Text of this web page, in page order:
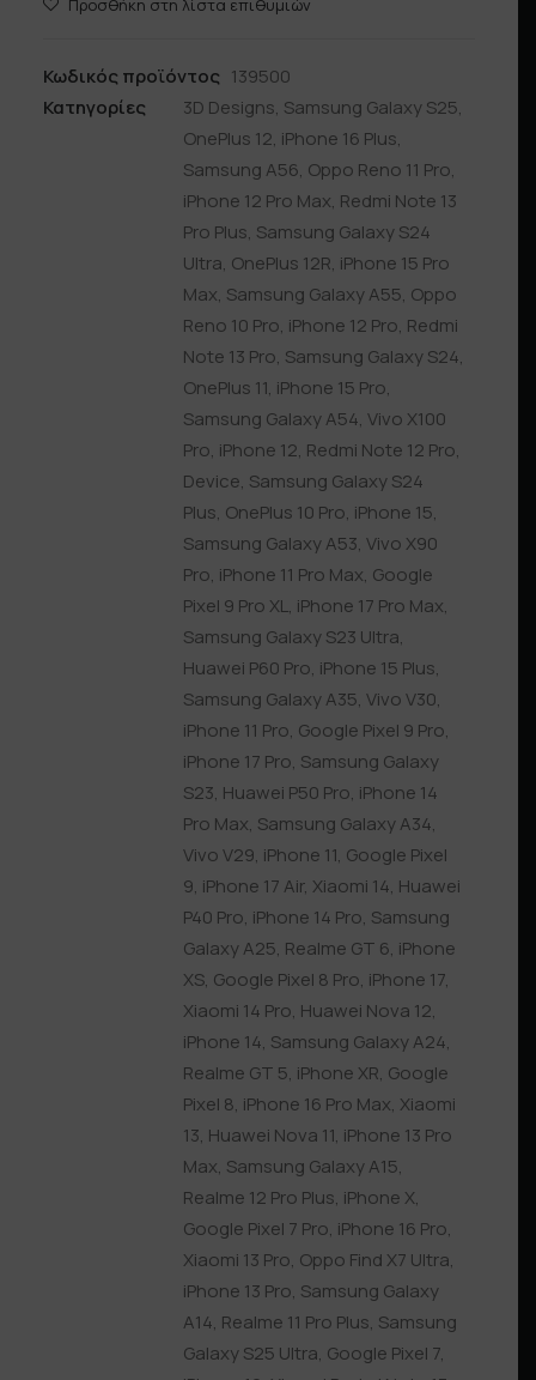
Προσθήκη στη λίστα επιθυμιών
Κωδικός προϊόντος 139500
Κατηγορίες
3D Designs, Samsung Galaxy S25,
OnePlus 12, iPhone 16 Plus,
Samsung A56, Oppo Reno 11 Pro,
iPhone 12 Pro Max, Redmi Note 13
Pro Plus, Samsung Galaxy S24
Ultra, OnePlus 12R, iPhone 15 Pro
Max, Samsung Galaxy A55, Oppo
Reno 10 Pro, iPhone 12 Pro, Redmi
Note 13 Pro, Samsung Galaxy S24,
OnePlus 11, iPhone 15 Pro,
Samsung Galaxy A54, Vivo X100
Pro, iPhone 12, Redmi Note 12 Pro,
Device, Samsung Galaxy S24
Plus, OnePlus 10 Pro, iPhone 15,
Samsung Galaxy A53, Vivo X90
Pro, iPhone 11 Pro Max, Google
Pixel 9 Pro XL, iPhone 17 Pro Max,
Samsung Galaxy S23 Ultra,
Huawei P60 Pro, iPhone 15 Plus,
Samsung Galaxy A35, Vivo V30,
iPhone 11 Pro, Google Pixel 9 Pro,
iPhone 17 Pro, Samsung Galaxy
S23, Huawei P50 Pro, iPhone 14
Pro Max, Samsung Galaxy A34,
Vivo V29, iPhone 11, Google Pixel
9, iPhone 17 Air, Xiaomi 14, Huawei
P40 Pro, iPhone 14 Pro, Samsung
Galaxy A25, Realme GT 6, iPhone
XS, Google Pixel 8 Pro, iPhone 17,
Xiaomi 14 Pro, Huawei Nova 12,
iPhone 14, Samsung Galaxy A24,
Realme GT 5, iPhone XR, Google
Pixel 8, iPhone 16 Pro Max, Xiaomi
13, Huawei Nova 11, iPhone 13 Pro
Max, Samsung Galaxy A15,
Realme 12 Pro Plus, iPhone X,
Google Pixel 7 Pro, iPhone 16 Pro,
Xiaomi 13 Pro, Oppo Find X7 Ultra,
iPhone 13 Pro, Samsung Galaxy
A14, Realme 11 Pro Plus, Samsung
Galaxy S25 Ultra, Google Pixel 7,